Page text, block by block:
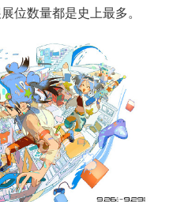
位数量都是史上最多。